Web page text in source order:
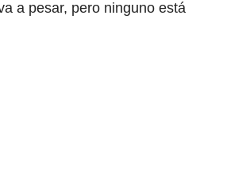
a pesar, pero ninguno está